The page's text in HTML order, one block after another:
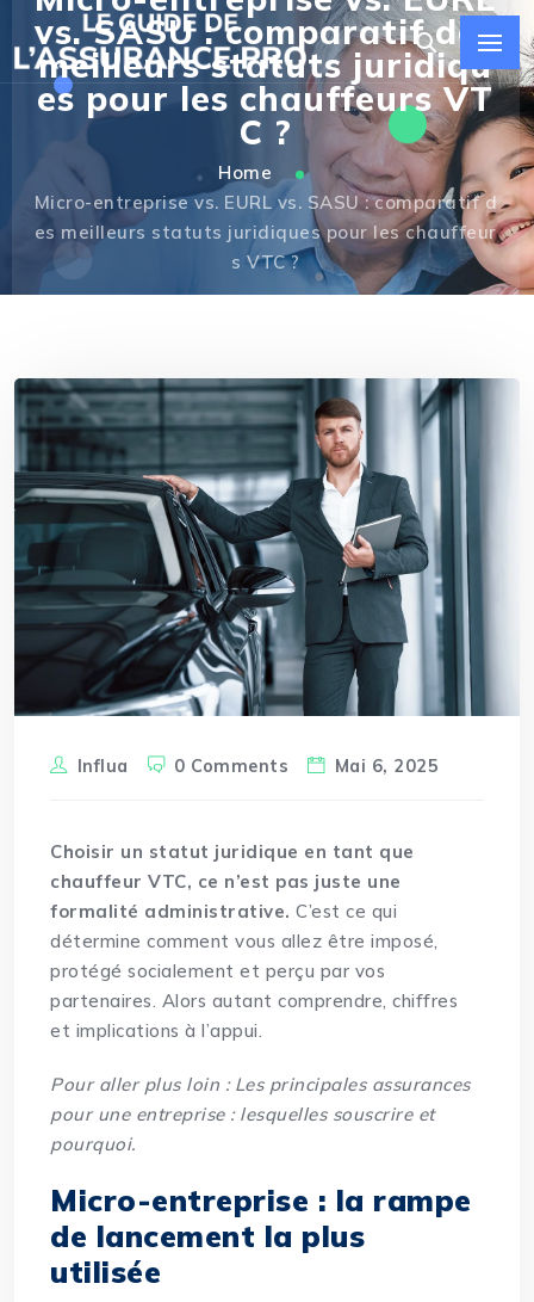
vs. SASU : comparatif des
meilleurs statuts juridiqu
es pour les chauffeurs VT
C ?
Home
Micro-entreprise vs. EURL vs. SASU : comparatif d
es meilleurs statuts juridiques pour les chauffeur
s VTC ?
Influa 0 Comments Mai 6, 2025
Choisir un statut juridique en tant que
chauffeur VTC, ce n’est pas juste une
formalité administrative. C’est ce qui
détermine comment vous allez être imposé,
protégé socialement et perçu par vos
partenaires. Alors autant comprendre, chiffres
et implications à l’appui.
Pour aller plus loin : Les principales assurances
pour une entreprise : lesquelles souscrire et
pourquoi.
Micro-entreprise : la rampe
de lancement la plus
utilisée